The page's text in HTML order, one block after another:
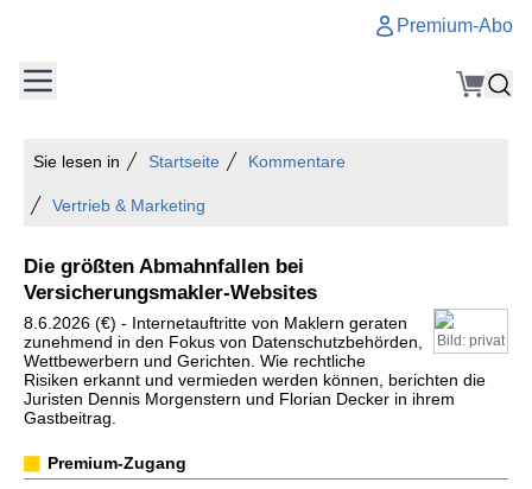
Premium-Abo
Sie lesen in Startseite Kommentare
Vertrieb & Marketing
Die größten Abmahnfallen bei
Versicherungsmakler-Websites
Bild: privat
8.6.2026 (€) - Internetauftritte von Maklern geraten
zunehmend in den Fokus von Datenschutzbehörden,
Wettbewerbern und Gerichten. Wie rechtliche
Risiken erkannt und vermieden werden können, berichten die
Juristen Dennis Morgenstern und Florian Decker in ihrem
Gastbeitrag.
Premium-Zugang